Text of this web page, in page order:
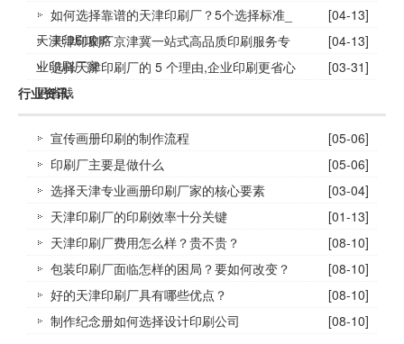
如何选择靠谱的天津印刷厂？5个选择标准_
天津印刷攻略
[04-13]
天津印刷厂京津冀一站式高品质印刷服务专
业印刷厂家
[04-13]
选择天津印刷厂的 5 个理由,企业印刷更省心
更省钱
[03-31]
行业资讯
宣传画册印刷的制作流程
[05-06]
印刷厂主要是做什么
[05-06]
选择天津专业画册印刷厂家的核心要素
[03-04]
天津印刷厂的印刷效率十分关键
[01-13]
天津印刷厂费用怎么样？贵不贵？
[08-10]
包装印刷厂面临怎样的困局？要如何改变？
[08-10]
好的天津印刷厂具有哪些优点？
[08-10]
制作纪念册如何选择设计印刷公司
[08-10]